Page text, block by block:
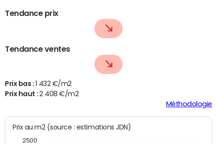
Tendance prix
Tendance ventes
Prix bas : 1 432 €/m2
Prix haut :2 408 €/m2
Méthodologie
Prix au m2 (source : estimations JDN)
2500